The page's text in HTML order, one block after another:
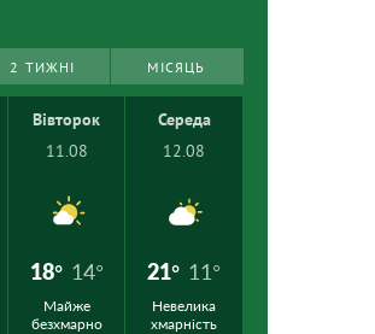
2 ТИЖНІ МІСЯЦЬ
Вівторок
11.08
18° 14°
Майже
безхмарно
Середа
12.08
21° 11°
Невелика
хмарність